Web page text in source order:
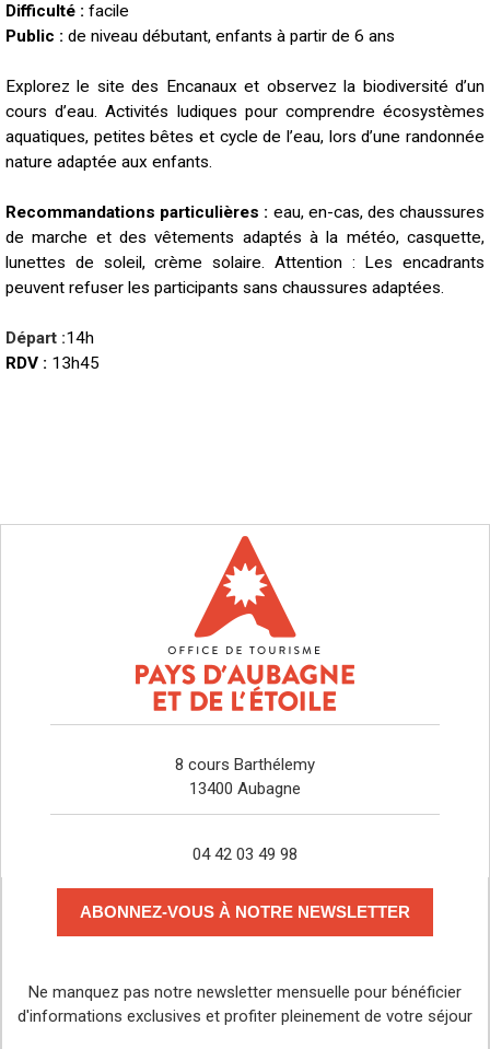
Difficulté : facile
Public : de niveau débutant, enfants à partir de 6 ans
Explorez le site des Encanaux et observez la biodiversité d’un
cours d’eau. Activités ludiques pour comprendre écosystèmes
aquatiques, petites bêtes et cycle de l’eau, lors d’une randonnée
nature adaptée aux enfants.
Recommandations particulières : eau, en-cas, des chaussures
de marche et des vêtements adaptés à la météo, casquette,
lunettes de soleil, crème solaire. Attention : Les encadrants
peuvent refuser les participants sans chaussures adaptées.
Départ :14h
RDV : 13h45
8 cours Barthélemy
13400 Aubagne
04 42 03 49 98
ABONNEZ-VOUS À NOTRE NEWSLETTER
Ne manquez pas notre newsletter mensuelle pour bénéficier
d'informations exclusives et profiter pleinement de votre séjour